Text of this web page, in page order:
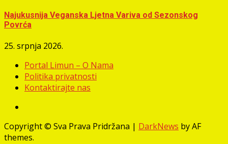
Najukusnija Veganska Ljetna Variva od Sezonskog
Povrća
25. srpnja 2026.
Portal Limun – O Nama
Politika privatnosti
Kontaktirajte nas
Copyright © Sva Prava Pridržana | DarkNews by AF
themes.